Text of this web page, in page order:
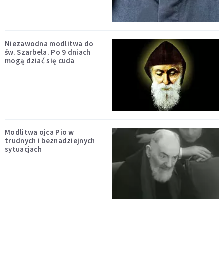
Niezawodna modlitwa do
św. Szarbela. Po 9 dniach
mogą dziać się cuda
Modlitwa ojca Pio w
trudnych i beznadziejnych
sytuacjach